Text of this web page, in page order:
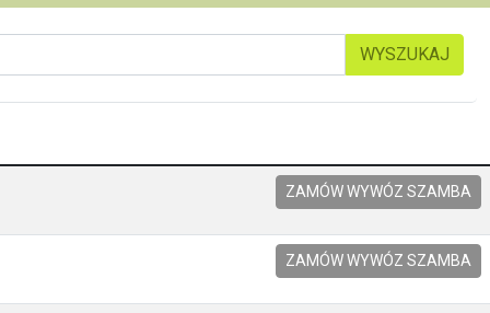
WYSZUKAJ
ZAMÓW WYWÓZ SZAMBA
ZAMÓW WYWÓZ SZAMBA